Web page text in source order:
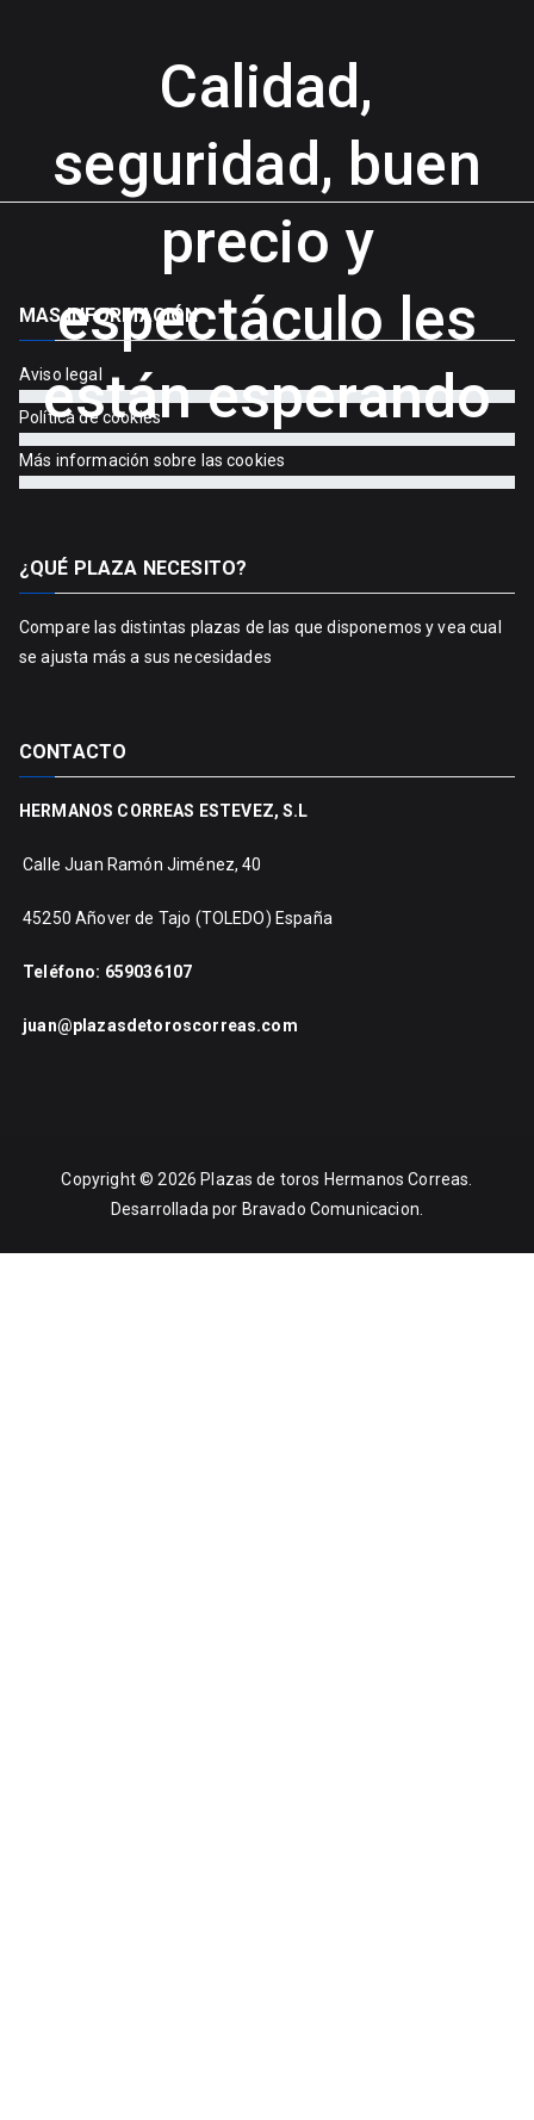
Calidad,
seguridad, buen
precio y
espectáculo les
están esperando
MAS INFORMACIÓN
Aviso legal
Política de cookies
Más información sobre las cookies
¿QUÉ PLAZA NECESITO?
Compare las distintas plazas de las que disponemos y vea cual
se ajusta más a sus necesidades
CONTACTO
HERMANOS CORREAS ESTEVEZ, S.L
Calle Juan Ramón Jiménez, 40
45250 Añover de Tajo (TOLEDO) España
Teléfono: 659036107
juan@plazasdetoroscorreas.com
Copyright © 2026 Plazas de toros Hermanos Correas
Desarrollada por Bravado Comunicacion.